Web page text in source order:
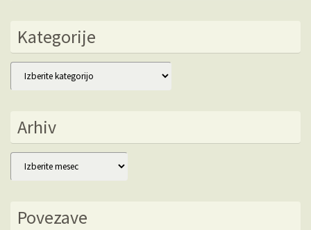
Kategorije
Kategorije
Arhiv
Arhiv
Povezave